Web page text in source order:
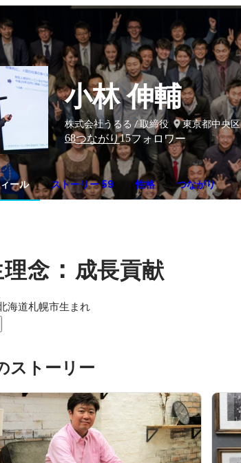
小林 伸輔
株式会社うるる / 取締役
東京都中央区
68つながり15フォロワー
ール ストーリー 59 性格 つながり
念： 成長貢献
海道札幌市生まれ
ストーリー